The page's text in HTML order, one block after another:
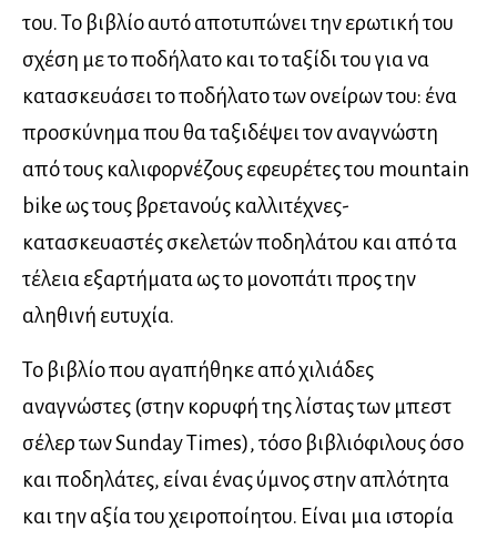
του. Το βιβλίο αυτό αποτυπώνει την ερωτική του
σχέση με το ποδήλατο και το ταξίδι του για να
κατασκευάσει το ποδήλατο των ονείρων του: ένα
προσκύνημα που θα ταξιδέψει τον αναγνώστη
από τους καλιφορνέζους εφευρέτες του mountain
bike ως τους βρετανούς καλλιτέχνες-
κατασκευαστές σκελετών ποδηλάτου και από τα
τέλεια εξαρτήματα ως το μονοπάτι προς την
αληθινή ευτυχία.
Το βιβλίο που αγαπήθηκε από χιλιάδες
αναγνώστες (στην κορυφή της λίστας των μπεστ
σέλερ των Sunday Times), τόσο βιβλιόφιλους όσο
και ποδηλάτες, είναι ένας ύμνος στην απλότητα
και την αξία του χειροποίητου. Είναι μια ιστορία